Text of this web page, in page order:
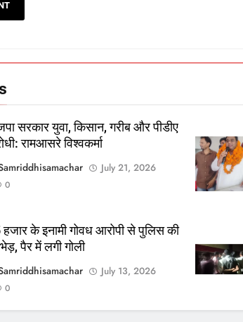
सरकार युवा, किसान, गरीब और पीडीए
रामआसरे विश्वकर्मा
July 21, 2026
0
के इनामी गोवध आरोपी से पुलिस की
पैर में लगी गोली
July 13, 2026
0